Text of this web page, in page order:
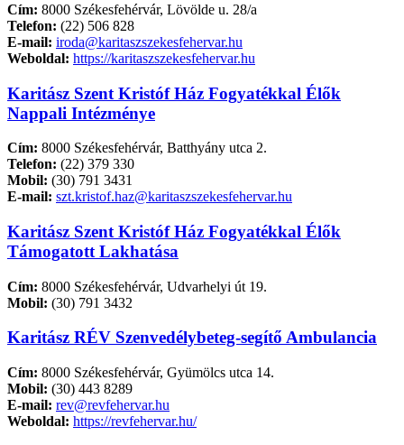
Cím: 8000 Székesfehérvár, Lövölde u. 28/a
Telefon: (22) 506 828
E-mail: iroda@karitaszszekesfehervar.hu
Weboldal: https://karitaszszekesfehervar.hu
Karitász Szent Kristóf Ház Fogyatékkal Élők
Nappali Intézménye
Cím: 8000 Székesfehérvár, Batthyány utca 2.
Telefon: (22) 379 330
Mobil: (30) 791 3431
E-mail: szt.kristof.haz@karitaszszekesfehervar.hu
Karitász Szent Kristóf Ház Fogyatékkal Élők
Támogatott Lakhatása
Cím: 8000 Székesfehérvár, Udvarhelyi út 19.
Mobil: (30) 791 3432
Karitász RÉV Szenvedélybeteg-segítő Ambulancia
Cím: 8000 Székesfehérvár, Gyümölcs utca 14.
Mobil: (30) 443 8289
E-mail: rev@revfehervar.hu
Weboldal: https://revfehervar.hu/